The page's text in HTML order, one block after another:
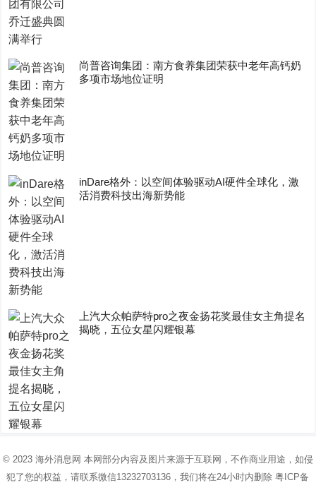
尚普咨询集团：南方食养集团荣获中老年高钙奶
多项市场地位证明
inDare格外：以空间体验驱动AI硬件全球化，激
活消费科技出海新势能
上汽大众帕萨特pro之夜金扬花奖最佳女主角提名
揭晓，五位女星闪耀银幕
© 2023 海外消息网 本网部分内容及图片来源于互联网，不作商业用途，如侵
犯了您的权益，请联系微信13232703136，我们将在24小时内删除粤ICP备